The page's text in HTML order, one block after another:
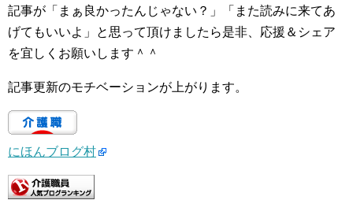
記事が「まぁ良かったんじゃない？」「また読みに来てあ
げてもいいよ」と思って頂けましたら是非、応援＆シェア
を宜しくお願いします＾＾
記事更新のモチベーションが上がります。
にほんブログ村